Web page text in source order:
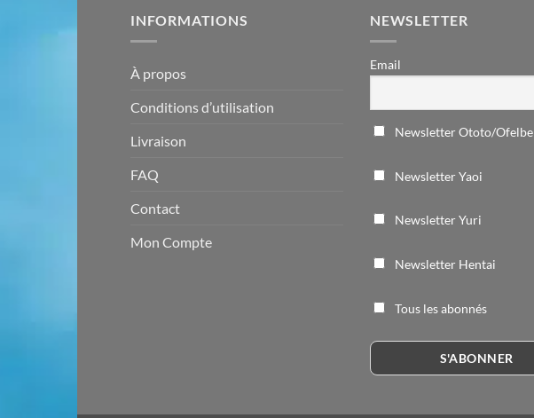
INFORMATIONS
À propos
Conditions d’utilisation
Livraison
FAQ
Contact
Mon Compte
NEWSLETTER
Email
Newsletter Ototo/Ofelbe
Newsletter Yaoi
Newsletter Yuri
Newsletter Hentai
Tous les abonnés